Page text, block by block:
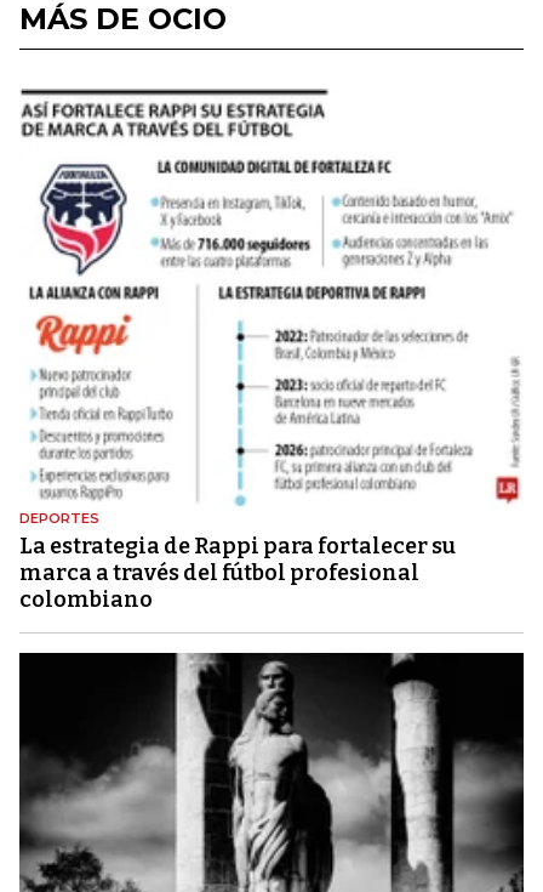
MÁS DE OCIO
DEPORTES
La estrategia de Rappi para fortalecer su
marca a través del fútbol profesional
colombiano